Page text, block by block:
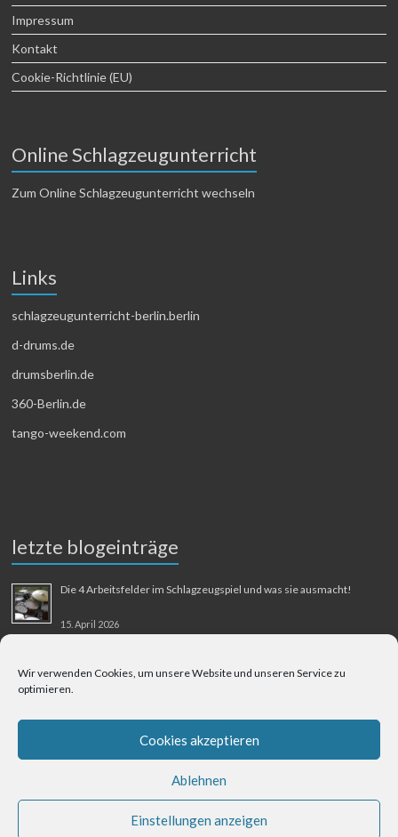
Wir verwenden Cookies, um unsere Website und unseren Service zu
optimieren.
Cookies akzeptieren
Ablehnen
Einstellungen anzeigen
Impressum
Kontakt
Cookie-Richtlinie (EU)
Online Schlagzeugunterricht
Zum Online Schlagzeugunterricht wechseln
Links
schlagzeugunterricht-berlin.berlin
d-drums.de
drumsberlin.de
360-Berlin.de
tango-weekend.com
letzte blogeinträge
Die 4 Arbeitsfelder im Schlagzeugspiel und was sie ausmacht!
15. April 2026
31. August 2025
Berliner Flughafen Tegel – Berlin-Bangkok